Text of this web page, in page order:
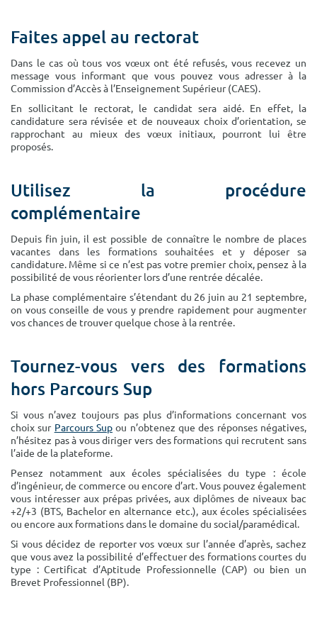
Votre date d'entrée
Chercher
Faites appel au rectorat
Dans le cas où tous vos vœux ont été refusés, vous recevez un
message vous informant que vous pouvez vous adresser à la
Commission d’Accès à l’Enseignement Supérieur (CAES).
En sollicitant le rectorat, le candidat sera aidé. En effet, la
candidature sera révisée et de nouveaux choix d’orientation, se
rapprochant au mieux des vœux initiaux, pourront lui être
proposés.
Utilisez la procédure
complémentaire
Depuis fin juin, il est possible de connaître le nombre de places
vacantes dans les formations souhaitées et y déposer sa
candidature. Même si ce n’est pas votre premier choix, pensez à la
possibilité de vous réorienter lors d’une rentrée décalée.
La phase complémentaire s’étendant du 26 juin au 21 septembre,
on vous conseille de vous y prendre rapidement pour augmenter
vos chances de trouver quelque chose à la rentrée.
Tournez-vous vers des formations
hors Parcours Sup
Si vous n’avez toujours pas plus d’informations concernant vos
choix sur Parcours Sup ou n’obtenez que des réponses négatives,
n’hésitez pas à vous diriger vers des formations qui recrutent sans
l’aide de la plateforme.
Pensez notamment aux écoles spécialisées du type : école
d’ingénieur, de commerce ou encore d’art. Vous pouvez également
vous intéresser aux prépas privées, aux diplômes de niveaux bac
+2/+3 (BTS, Bachelor en alternance etc.), aux écoles spécialisées
ou encore aux formations dans le domaine du social/paramédical.
Si vous décidez de reporter vos vœux sur l’année d’après, sachez
que vous avez la possibilité d’effectuer des formations courtes du
type : Certificat d’Aptitude Professionnelle (CAP) ou bien un
Brevet Professionnel (BP).